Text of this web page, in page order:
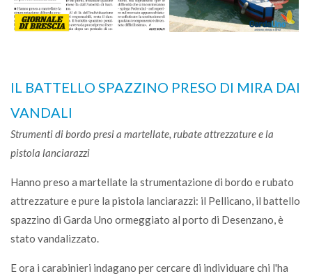
IL BATTELLO SPAZZINO PRESO DI MIRA DAI
VANDALI
Strumenti di bordo presi a martellate, rubate attrezzature e la
pistola lanciarazzi
Hanno preso a martellate la strumentazione di bordo e rubato
attrezzature e pure la pistola lanciarazzi: il Pellicano, il battello
spazzino di Garda Uno ormeggiato al porto di Desenzano, è
stato vandalizzato.
E ora i carabinieri indagano per cercare di individuare chi l'ha